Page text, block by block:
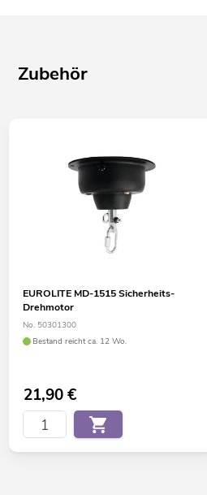
Zubehör
EUROLITE MD-1515 Sicherheits-
Drehmotor
No. 50301300
Bestand reicht ca. 12 Wo.
21,90€